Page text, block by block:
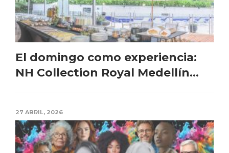
El domingo como experiencia:
NH Collection Royal Medellín...
27 ABRIL, 2026